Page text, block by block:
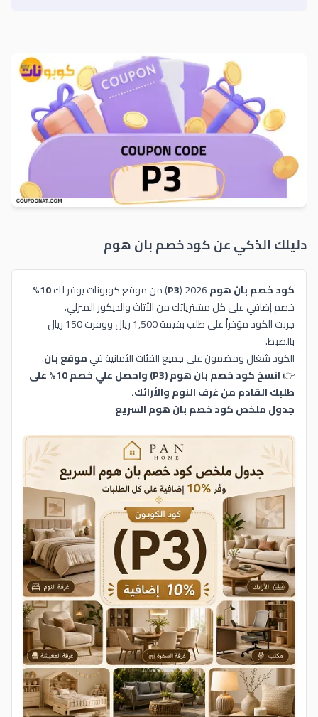
دليلك الذكي عن كود خصمبان هوم
كود خصم بان هوم P3) من موقع كوبونات يوفر لك10%
خصم إضافي على كل مشترياتك من الأثاث والديكور المنزلي.
جربت الكود مؤخراً على طلب بقيمة 1,500 ريال ووفرت 150 ريال
بالضبط.
الكود شغال ومضمون على جميع الفئات الثمانية فيموقع بان.
👉
انسخ كود خصم بان هوم (P3) واحصل علي خصم 10% على
طلبك القادم من غرف النوم والأرائك.
جدول ملخص كود خصم بان هوم السريع